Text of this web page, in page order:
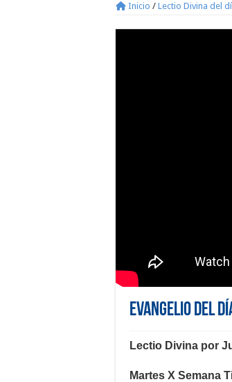
Inicio / Lectio Divina del
Evangelio del
Lectio Divina por
Martes X Semana